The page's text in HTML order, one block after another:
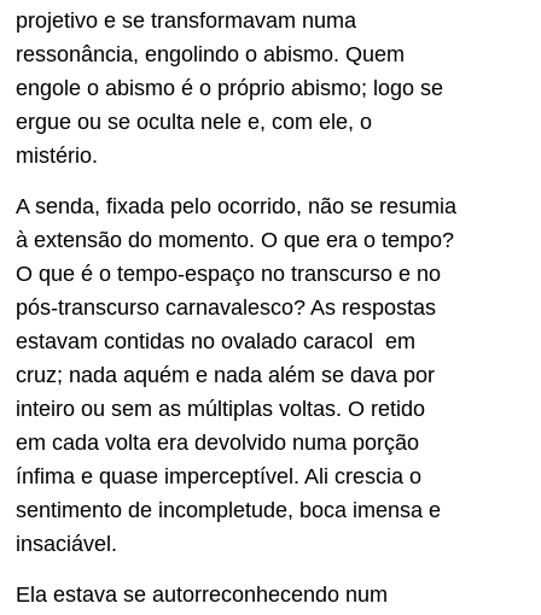
projetivo e se transformavam numa
ressonância, engolindo o abismo. Quem
engole o abismo é o próprio abismo; logo se
ergue ou se oculta nele e, com ele, o
mistério.
A senda, fixada pelo ocorrido, não se resumia
à extensão do momento. O que era o tempo?
O que é o tempo-espaço no transcurso e no
pós-transcurso carnavalesco? As respostas
estavam contidas no ovalado caracol em
cruz; nada aquém e nada além se dava por
inteiro ou sem as múltiplas voltas. O retido
em cada volta era devolvido numa porção
ínfima e quase imperceptível. Ali crescia o
sentimento de incompletude, boca imensa e
insaciável.
Ela estava se autorreconhecendo num